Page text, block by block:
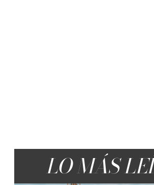
LO MÁS